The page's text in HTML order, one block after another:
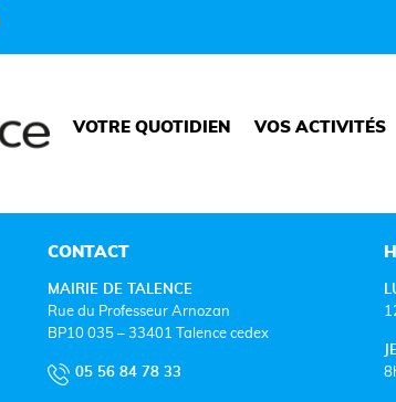
VOTRE QUOTIDIEN VOS ACTIVITÉS
CONTACT
MAIRIE DE TALENCE
Rue du Professeur Arnozan
BP10 035 – 33401 Talence cedex
05 56 84 78 33